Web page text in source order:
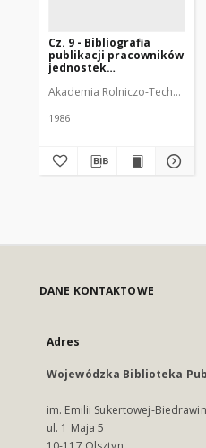
Cz. 9 - Bibliografia
publikacji pracowników
jednostek
w Olsztynie za lata
Akademia Rolniczo-
1986
DANE KONTAKTOWE
Adres
Wojewódzka Biblioteka
im. Emilii Sukertowej-
ul. 1 Maja 5